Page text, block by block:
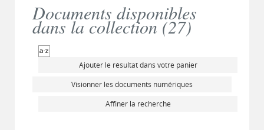
Documents disponibles
dans la collection (27)
Ajouter le résultat dans votre panier
Visionner les documents numériques
Affiner la recherche